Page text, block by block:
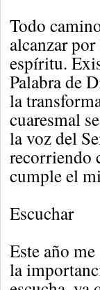
Todo
alcanzar
espíritu.
Palabra de
la
cuaresmal
la voz del
recorriendo
cumple el
Escuchar
Este año
la